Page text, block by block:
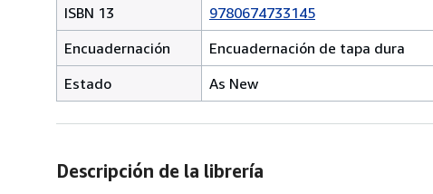
ISBN 13
9780674733145
Encuadernación
Encuadernación de tapa dura
Estado
As New
Descripción de la librería